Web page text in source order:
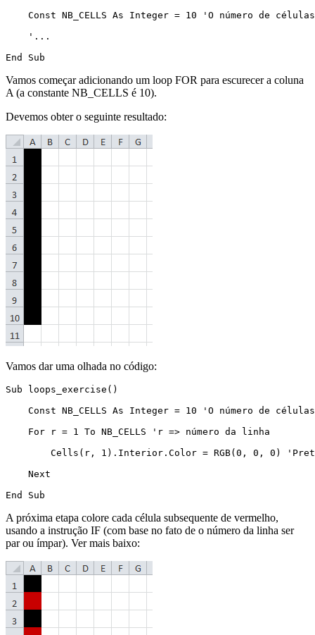
Const NB_CELLS As Integer = 10 'O número de
    '...
Vamos começar adicionando um loop FOR para escurecer a coluna
A (a constante NB_CELLS é 10).
Devemos obter o seguinte resultado:
Vamos dar uma olhada no código:
Sub loops_exercise()
Const NB_CELLS As Integer = 10 'O número de
    For r = 1 To NB_CELLS 'r => número da linha
Cells(r, 1).Interior.Color = RGB(0, 0, 0)
    Next
A próxima etapa colore cada célula subsequente de vermelho,
usando a instrução IF (com base no fato de o número da linha ser
par ou ímpar). Ver mais baixo: